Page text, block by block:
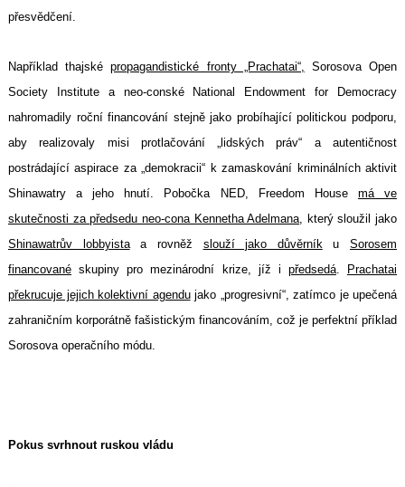
přesvědčení.
Například thajsképropagandistické fronty „Prachatai“, Sorosova Open
Society Institute a neo-conské National Endowment for Democracy
nahromadily roční financování stejně jako probíhající politickou podporu,
aby realizovaly misi protlačování „lidských práv“ a autentičnost
postrádající aspirace za „demokracii“ k zamaskování kriminálních aktivit
Shinawatry a jeho hnutí. Pobočka NED, Freedom House má ve
skutečnosti za předsedu neo-cona Kennetha Adelmana, který sloužil jako
Shinawatrův lobbyistaa rovněž slouží jako důvěrníku Sorosem
financované skupiny pro mezinárodní krize, jíž i předsedá.
Prachatai
překrucuje jejich kolektivní agendujako „progresivní“, zatímco je upečená
zahraničním korporátně fašistickým financováním, což je perfektní příklad
Sorosova operačního módu.
Pokus svrhnout ruskou vládu
Search
for: